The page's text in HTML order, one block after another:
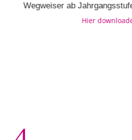
Wegweiser ab
Hier